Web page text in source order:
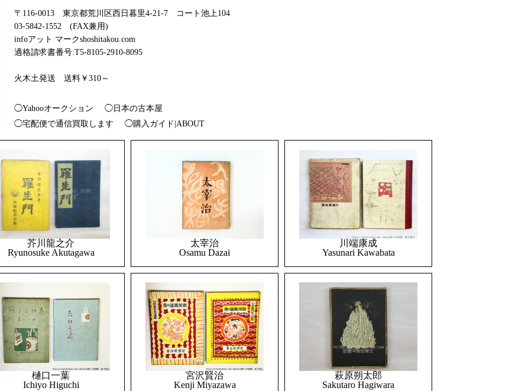
〒116-0013 東京都荒川区西日暮里4-21-7 コート池上104
03-5842-1552 (FAX兼用)
infoアット マークshoshitakou.com
適格請求書番号:T5-8105-2910-8095
火木土発送 送料￥310～
◯Yahooオークション
◯日本の古本屋
◯宅配便で通信買取します
◯購入ガイド|ABOUT
芥川龍之介
Ryunosuke Akutagawa
太宰治
Osamu Dazai
川端康成
Yasunari Kawabata
樋口一葉
Ichiyo Higuchi
宮沢賢治
Kenji Miyazawa
萩原朔太郎
Sakutaro Hagiwara